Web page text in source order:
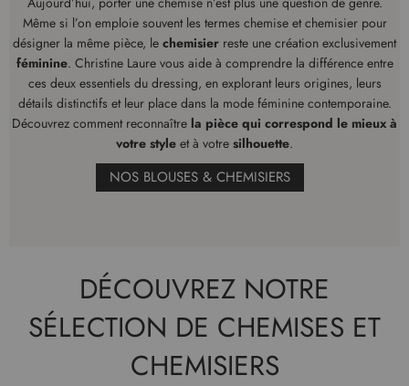
Même si l’on emploie souvent les termes chemise et chemisier pour
désigner la même pièce, le chemisier reste une création exclusivement
féminine. Christine Laure vous aide à comprendre la différence entre
ces deux essentiels du dressing, en explorant leurs origines, leurs
détails distinctifs et leur place dans la mode féminine contemporaine.
Découvrez comment reconnaître la pièce qui correspond le mieux à
votre style et à votre silhouette.
NOS BLOUSES & CHEMISIERS
DÉCOUVREZ NOTRE
SÉLECTION DE CHEMISES ET
CHEMISIERS